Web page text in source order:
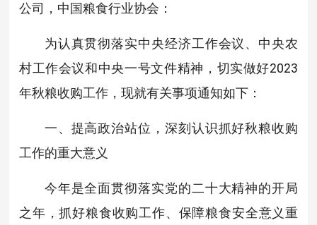
公司，中国粮食行业协会：
为认真贯彻落实中央经济工作会议、中央农
村工作会议和中央一号文件精神，切实做好2023
年秋粮收购工作，现就有关事项通知如下：
一、提高政治站位，深刻认识抓好秋粮收购
工作的重大意义
今年是全面贯彻落实党的二十大精神的开局
之年，抓好粮食收购工作、保障粮食安全意义重